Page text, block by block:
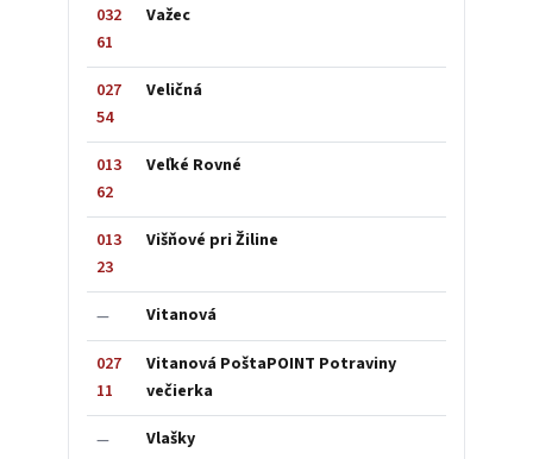
032
61
Važec
027
54
Veličná
013
62
Veľké Rovné
013
23
Višňové pri Žiline
— Vitanová
027
11
Vitanová PoštaPOINT Potraviny
večierka
— Vlašky